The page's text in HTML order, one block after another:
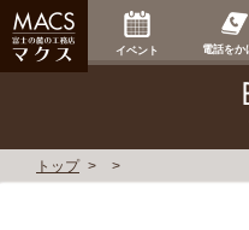
イベント 電話をか
トップ